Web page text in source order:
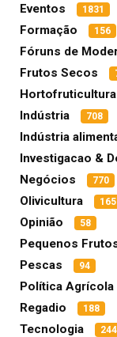
Eventos 1831
Formação 156
Fóruns de
Frutos Secos
Indústria 708
Indústria
Investigacao &
Negócios 770
Olivicultura 165
Opinião 58
Pequenos
Pescas 94
Política Agrícola
Regadio 188
Tecnologia 244